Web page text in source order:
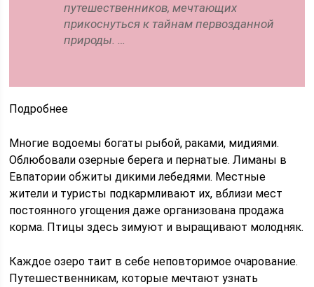
путешественников, мечтающих
прикоснуться к тайнам первозданной
природы. …
Подробнее
Многие водоемы богаты рыбой, раками, мидиями.
Облюбовали озерные берега и пернатые. Лиманы в
Евпатории обжиты дикими лебедями. Местные
жители и туристы подкармливают их, вблизи мест
постоянного угощения даже организована продажа
корма. Птицы здесь зимуют и выращивают молодняк.
Каждое озеро таит в себе неповторимое очарование.
Путешественникам, которые мечтают узнать